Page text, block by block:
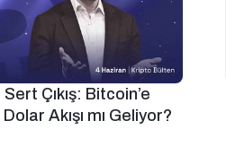
Çıkış: Bitcoin’e
Akışı mı Geliyor?